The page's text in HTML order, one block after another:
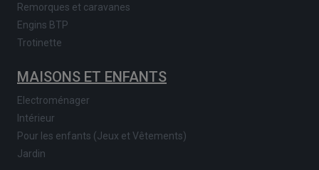
Remorques et caravanes
Engins BTP
Trotinette
MAISONS ET ENFANTS
Electroménager
Intérieur
Pour les enfants (Jeux et Vêtements)
Jardin